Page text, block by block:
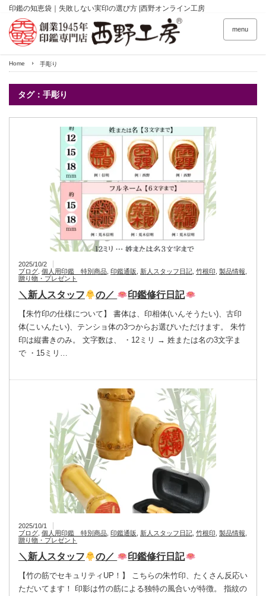
印鑑の知恵袋｜失敗しない実印の選び方 |西野オンライン工房
menu
Home 手彫り
タグ：手彫り
2025/10/2
ブログ 個人用印鑑 特別商品 印鑑通販 新人スタッフ日記 竹根印 製品情報
贈り物・プレゼント
＼新人スタッフ の／ 印鑑修行日記
【朱竹印の仕様について】 書体は、印相体(いんそうたい)、古印
体(こいんたい)、テンショ体の3つからお選びいただけます。 朱竹
印は縦書きのみ。 文字数は、 ・12ミリ → 姓または名の3文字ま
で ・15ミリ…
2025/10/1
ブログ 個人用印鑑 特別商品 印鑑通販 新人スタッフ日記 竹根印 製品情報
贈り物・プレゼント
＼新人スタッフ の／ 印鑑修行日記
【竹の筋でセキュリティUP！】 こちらの朱竹印、たくさん反応い
ただいてます！ 印影は竹の筋による独特の風合いが特徴。 指紋の